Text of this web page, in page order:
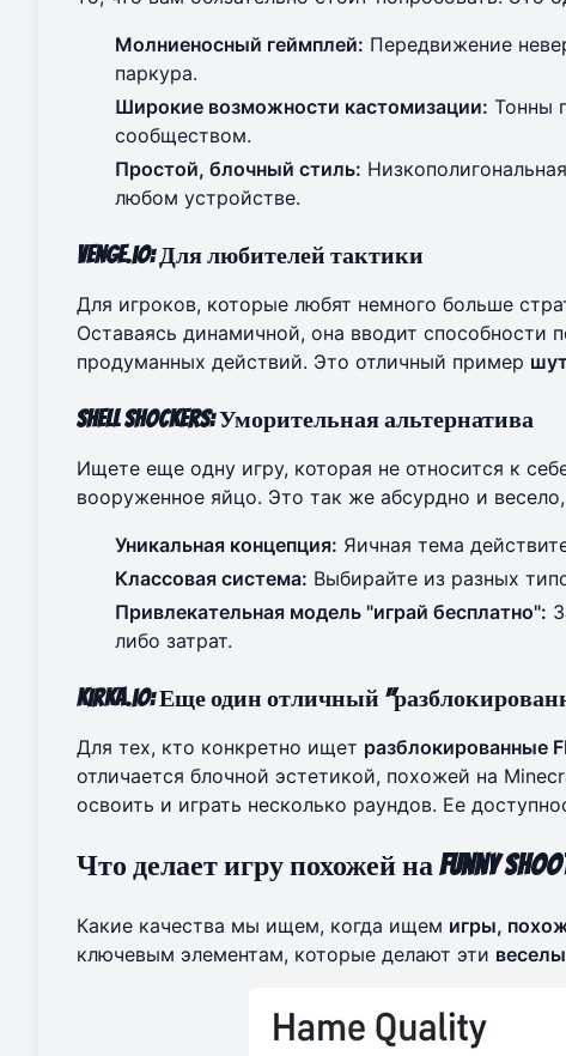
Молниеносный геймплей: Передвижение
паркура.
Широкие возможности кастомизации: Тонны
сообществом.
Простой, блочный стиль:
любом устройстве.
Venge.io: Для любителей тактики
Для игроков, которые любят немного больше
Оставаясь динамичной, она вводит
продуманных действий. Это отличный пример
Shell Shockers: Уморительная альтернатива
Ищете еще одну игру, которая не относится к
вооруженное яйцо. Это так же абсурдно и весело,
Уникальная концепция: Яичная тема
Классовая система: Выбирайте из разных
Привлекательная модель "играй бесплатно":
либо затрат.
Kirka.io: Еще один отличный
Для тех, кто конкретно ищет разблокированные
отличается блочной эстетикой, похожей на
освоить и играть несколько раундов. Ее
Что делает игру похожей на Funny
Какие качества мы ищем, когда ищем игры,
ключевым элементам, которые делают эти